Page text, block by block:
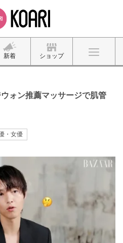
新着 ショップ
ォン推薦マッサージで肌管
・女優